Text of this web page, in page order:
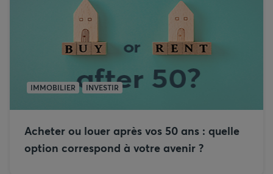
IMMOBILIER INVESTIR
Acheter ou louer après vos 50 ans : quelle
option correspond à votre avenir ?